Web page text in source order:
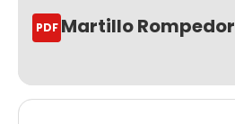
PDF Martillo Rompedor